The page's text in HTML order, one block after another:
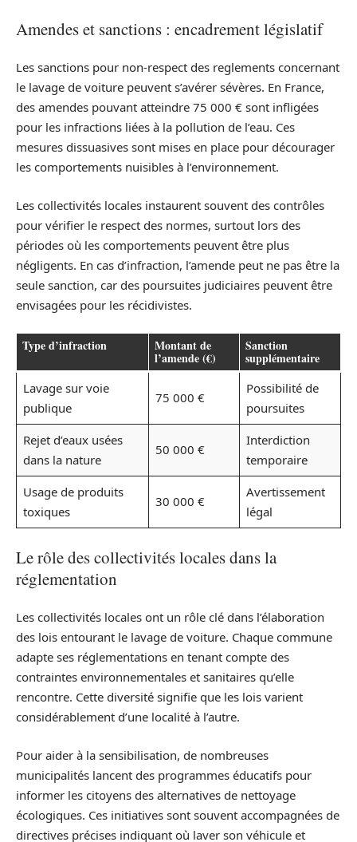
Amendes et sanctions : encadrement législatif
Les sanctions pour non-respect des reglements concernant
le lavage de voiture peuvent s’avérer sévères. En France,
des amendes pouvant atteindre 75 000 € sont infligées
pour les infractions liées à la pollution de l’eau. Ces
mesures dissuasives sont mises en place pour décourager
les comportements nuisibles à l’environnement.
Les collectivités locales instaurent souvent des contrôles
pour vérifier le respect des normes, surtout lors des
périodes où les comportements peuvent être plus
négligents. En cas d’infraction, l’amende peut ne pas être la
seule sanction, car des poursuites judiciaires peuvent être
envisagées pour les récidivistes.
Type d’infraction Montant de
l’amende (€)
Sanction
supplémentaire
Lavage sur voie
publique
75 000 €
Possibilité de
poursuites
Rejet d’eaux usées
dans la nature
50 000 €
Interdiction
temporaire
Usage de produits
toxiques
30 000 €
Avertissement
légal
Le rôle des collectivités locales dans la
réglementation
Les collectivités locales ont un rôle clé dans l’élaboration
des lois entourant le lavage de voiture. Chaque commune
adapte ses réglementations en tenant compte des
contraintes environnementales et sanitaires qu’elle
rencontre. Cette diversité signifie que les lois varient
considérablement d’une localité à l’autre.
Pour aider à la sensibilisation, de nombreuses
municipalités lancent des programmes éducatifs pour
informer les citoyens des alternatives de nettoyage
écologiques. Ces initiatives sont souvent accompagnées de
directives précises indiquant où laver son véhicule et